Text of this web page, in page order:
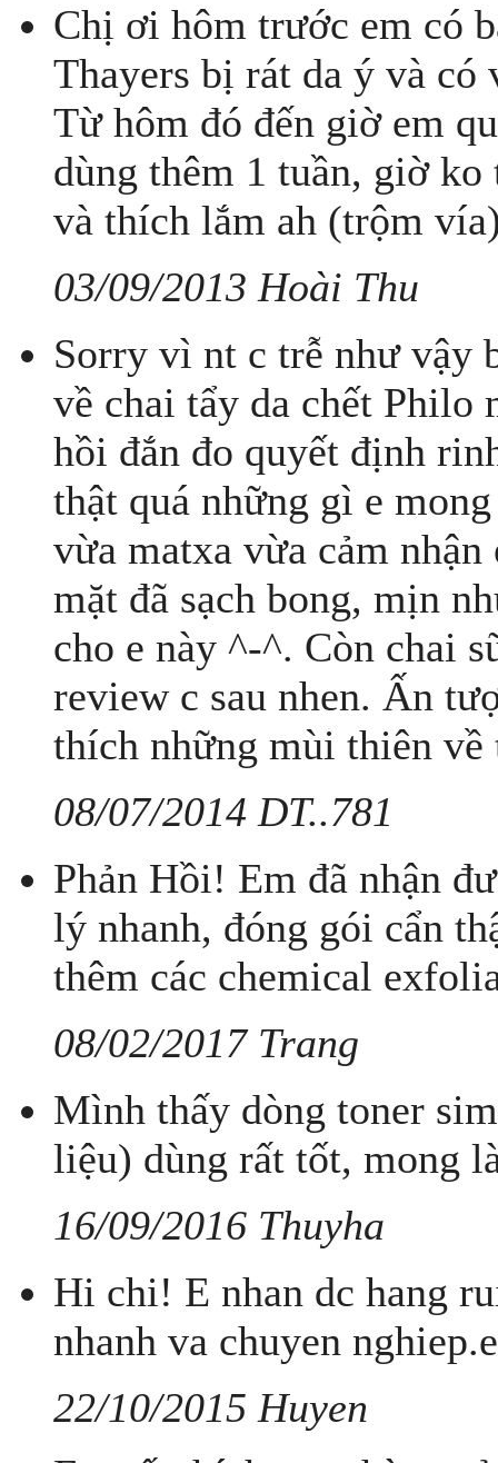
Chị ơi hôm trước em có
Thayers bị rát da ý và
Từ hôm đó đến giờ em
dùng thêm 1 tuần, giờ
và thích lắm ah (trộm
03/09/2013 Hoài Thu
Sorry vì nt c trễ như vậy
về chai tẩy da chết Philo
hồi đắn đo quyết định
thật quá những gì e
vừa matxa vừa cảm
mặt đã sạch bong, mịn
cho e này ^-^. Còn chai
review c sau nhen. Ấn
thích những mùi thiên về
08/07/2014 DT..781
Phản Hồi! Em đã nhận
lý nhanh, đóng gói cẩn
thêm các chemical
08/02/2017 Trang
Mình thấy dòng toner
liệu) dùng rất tốt, mong
16/09/2016 Thuyha
Hi chi! E nhan dc hang
nhanh va chuyen
22/10/2015 Huyen